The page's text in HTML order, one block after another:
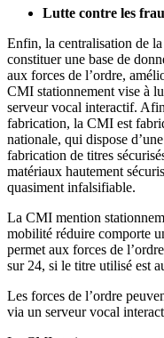
Lutte contre les
Enfin, la centralisation de
constituer une base de
aux forces de l’ordre,
CMI stationnement vise à
serveur vocal interactif.
fabrication, la CMI est
nationale, qui dispose
fabrication de titres
matériaux hautement
quasiment infalsifiable.
La CMI mention
mobilité réduire comporte
permet aux forces de
sur 24, si le titre utilisé est
Les forces de l’ordre
via un serveur vocal